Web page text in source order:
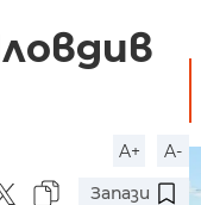
A+
A-
Запази